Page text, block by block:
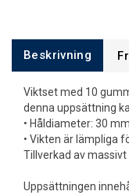
Beskrivning
Viktset med 10
denna uppsättning
• Håldiameter: 30 mm
• Vikten är lämpliga
Tillverkad av
Uppsättningen